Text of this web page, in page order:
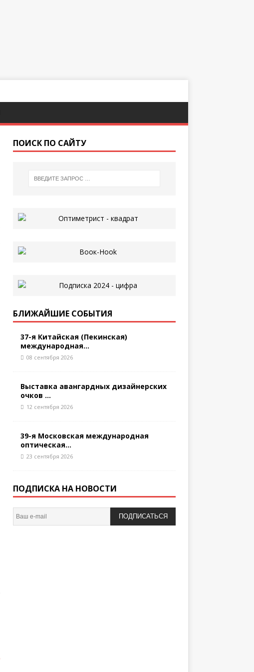
ПОИСК ПО САЙТУ
БЛИЖАЙШИЕ СОБЫТИЯ
37-я Китайская (Пекинская)
международная...
08 сентября 2026
Выставка авангардных дизайнерских
очков ...
12 сентября 2026
39-я Московская международная
оптическая...
23 сентября 2026
ПОДПИСКА НА НОВОСТИ
ПОДПИСАТЬСЯ